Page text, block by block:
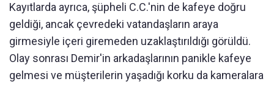
Kayıtlarda ayrıca, şüpheli C.C.'nin de kafeye doğru
geldiği, ancak çevredeki vatandaşların araya
girmesiyle içeri giremeden uzaklaştırıldığı görüldü.
Olay sonrası Demir'in arkadaşlarının panikle kafeye
gelmesi ve müşterilerin yaşadığı korku da kameralara